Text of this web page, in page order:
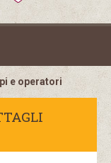
e operatori